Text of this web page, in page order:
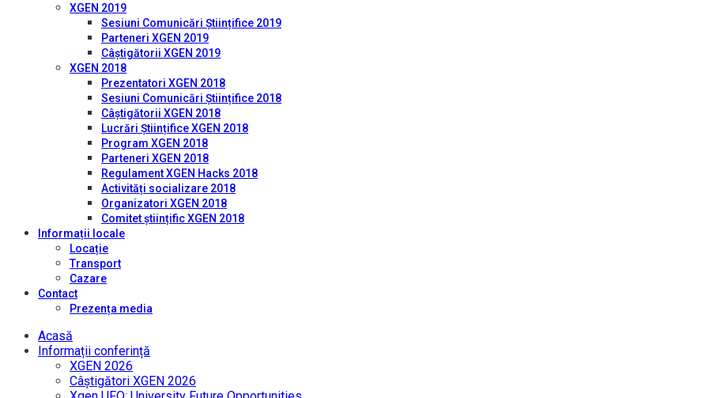
XGEN 2019
Sesiuni Comunicări Științifice 2019
Parteneri XGEN 2019
Câștigătorii XGEN 2019
XGEN 2018
Prezentatori XGEN 2018
Sesiuni Comunicări Științifice 2018
Câștigătorii XGEN 2018
Lucrări Științifice XGEN 2018
Program XGEN 2018
Parteneri XGEN 2018
Regulament XGEN Hacks 2018
Activități socializare 2018
Organizatori XGEN 2018
Comitet științific XGEN 2018
Informații locale
Locație
Transport
Cazare
Contact
Prezența media
Acasă
Informații conferință
XGEN 2026
Câștigători XGEN 2026